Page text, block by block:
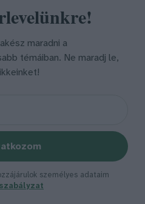
maradni a
témáiban. Ne maradj le,
személyes adataim